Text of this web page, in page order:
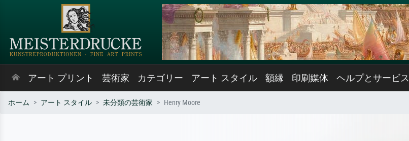
アート プリント 芸術家 カテゴリー アート スタイル 額縁 印刷媒体 ヘルプとサービス
ホーム アート スタイル 未分類の芸術家 Henry Moore